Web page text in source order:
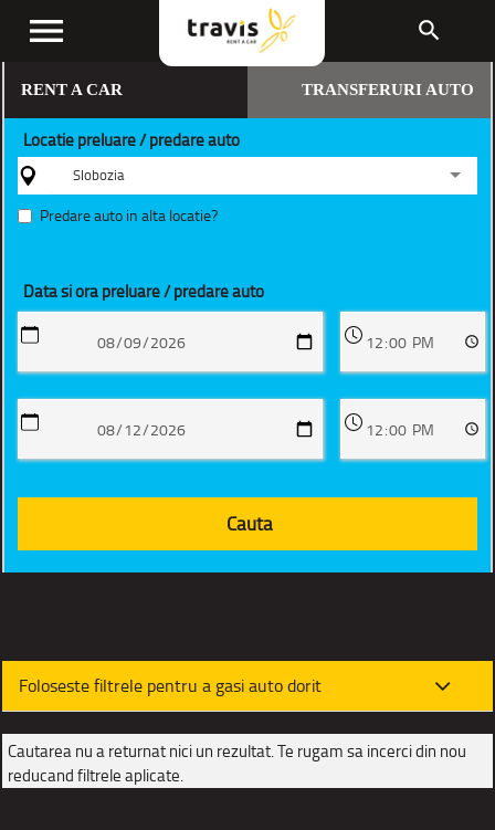
menu search
RENT A CAR TRANSFERURI AUTO
Locatie preluare / predare auto
Slobozia
Predare auto in alta locatie?
Data si ora preluare / predare auto
Foloseste filtrele pentru a gasi auto dorit
Cautarea nu a returnat nici un rezultat. Te rugam sa incerci din nou
reducand filtrele aplicate.